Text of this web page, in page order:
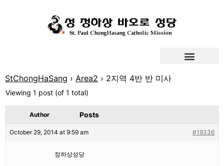
StChongHaSang › Area2 › 2지역 4반 반 미사
Viewing 1 post (of 1 total)
Author Posts
October 29, 2014 at 9:59 am #19336
정하상성당